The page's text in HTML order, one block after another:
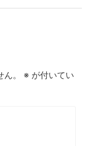
。 ※ が付いてい